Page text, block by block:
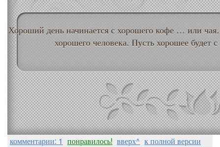
Хороший день начинается с хорошего кофе … или
хорошего человека. Пусть хорошее будет
комментарии: 1 понравилось! вверх^ к полной версии